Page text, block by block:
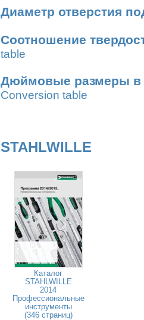
Диаметр отверстия
Соотношение
table
Дюймовые размеры
Conversion table
STAHLWILLE
Каталог
STAHLWILLE
2014
Профессиональные
инструменты
(346 страниц)